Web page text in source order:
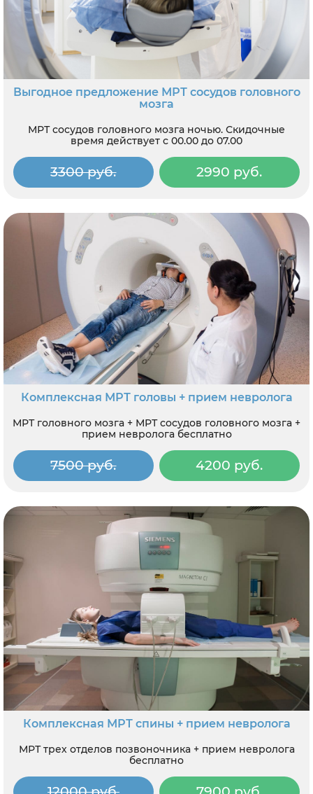
Выгодное предложение МРТ сосудов головного
мозга
МРТ сосудов головного мозга ночью. Скидочные
время действует с 00.00 до 07.00
3300 руб. 2990 руб.
Комплексная МРТ головы + прием невролога
МРТ головного мозга + МРТ сосудов головного мозга +
прием невролога бесплатно
7500 руб. 4200 руб.
Комплексная МРТ спины + прием невролога
МРТ трех отделов позвоночника + прием невролога
бесплатно